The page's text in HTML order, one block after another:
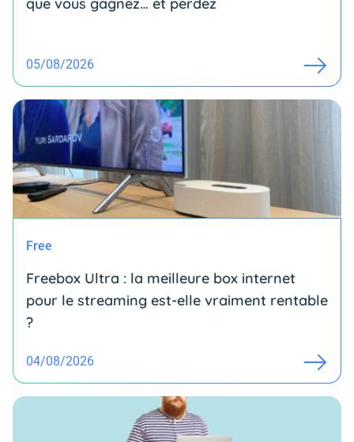
05/08/2026
Free
Freebox Ultra : la meilleure box internet
pour le streaming est-elle vraiment rentable
?
04/08/2026